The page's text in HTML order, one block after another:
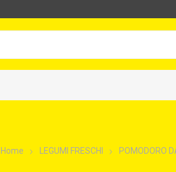
Home LEGUMI FRESCHI POMODORO